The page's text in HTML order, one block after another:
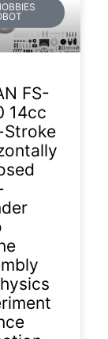
FS-
14cc
Stroke